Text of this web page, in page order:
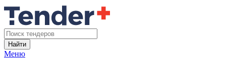
Найти
Меню